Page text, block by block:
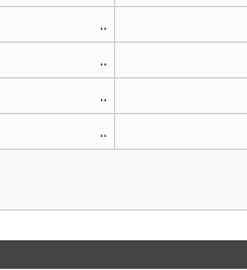
..
..
..
..